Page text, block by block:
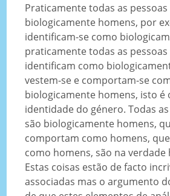
Praticamente todas as pessoas
biologicamente homens, por
identificam-se como
praticamente todas as pessoas
identificam como
vestem-se e comportam-se
biologicamente homens, isto é
identidade do género. Todas
são biologicamente homens,
comportam como homens,
como homens, são na verdade
Estas coisas estão de facto
associadas mas o argumento